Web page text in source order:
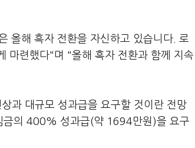
올해 흑자 전환을 자신하고 있습니다. 로
마련했다"며 "올해 흑자 전환과 함께 지속
과 대규모 성과급을 요구할 것이란 전망
금의 400% 성과급(약 1694만원)을 요구